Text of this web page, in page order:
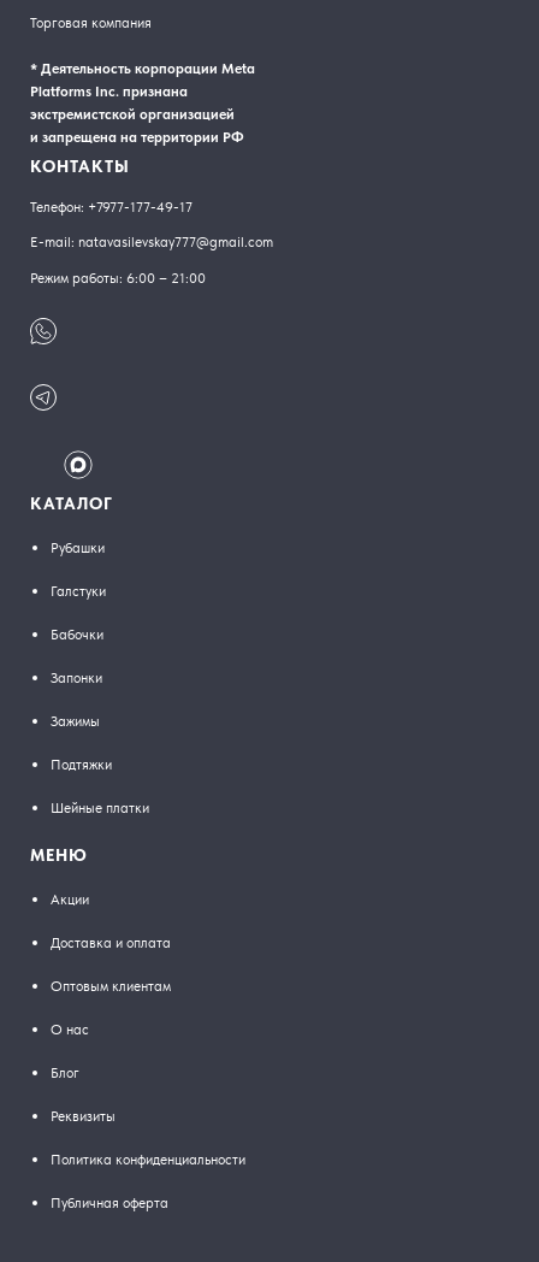
Торговая компания
* Деятельность корпорации Meta
Platforms Inc. признана
экстремистской организацией
и запрещена на территории РФ
КОНТАКТЫ
Телефон: +7977-177-49-17
E-mail: natavasilevskay777@gmail.com
Режим работы: 6:00 – 21:00
КАТАЛОГ
Рубашки
Галстуки
Бабочки
Запонки
Зажимы
Подтяжки
Шейные платки
МЕНЮ
Акции
Доставка и оплата
Оптовым клиентам
О нас
Блог
Реквизиты
Политика конфиденциальности
Публичная оферта